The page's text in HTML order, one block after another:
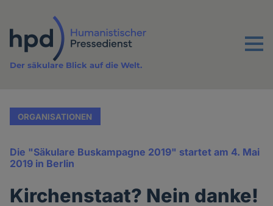
Inhalt
Menu
Der säkulare Blick auf die Welt.
ORGANISATIONEN
Die "Säkulare Buskampagne 2019" startet am 4. Mai
2019 in Berlin
Kirchenstaat? Nein danke!